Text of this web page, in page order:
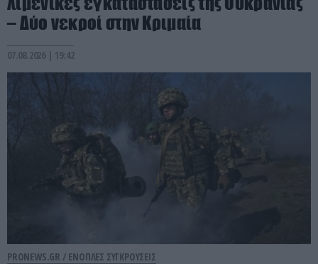
– Δύο νεκροί στην Κριμαία
07.08.2026 | 19:42
PRONEWS.GR / ΕΝΟΠΛΕΣ ΣΥΓΚΡΟΥΣΕΙΣ